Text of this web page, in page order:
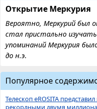
Открытие Меркурия
Вероятно, Меркурий был
стал пристально
упоминаний Меркурия
до н.э.
Популярное
Телескоп eROSITA
рекордными двумя